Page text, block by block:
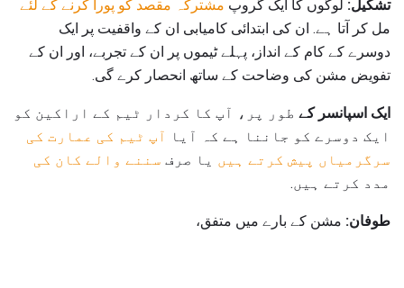
تشکیل: لوگوں کا ایک گروپ مشترکہ مقصد کو پورا کرنے کے لئے
مل کر آتا ہے. ان کی ابتدائی کامیابی ان کے واقفیت پر ایک
دوسرے کے کام کے انداز، پہلے ٹیموں پر ان کے تجربے، اور ان کے
تفویض مشن کی وضاحت کے ساتھ انحصار کرے گی.
ایک اسپانسر کے طور پر، آپ کا کردار ٹیم کے اراکین کو
ایک دوسرے کو جاننا ہے کہ آیا آپ ٹیم کی عمارت کی
سرگرمیاں پیش کرتے ہیں یا صرف سننے والے کان کی
مدد کرتے ہیں.
طوفان: مشن کے بارے میں متفق،